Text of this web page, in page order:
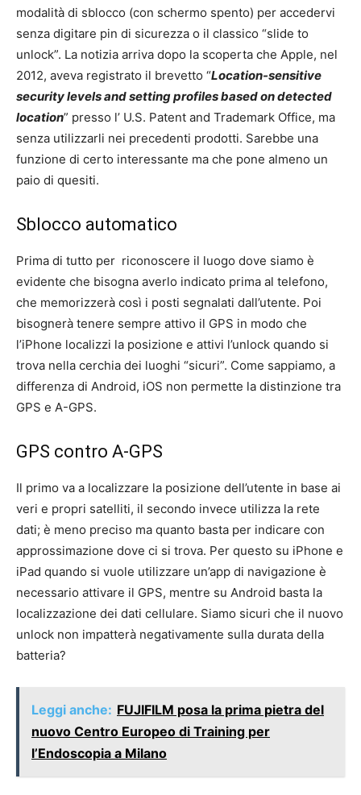
modalità di sblocco (con schermo spento) per accedervi
senza digitare pin di sicurezza o il classico “slide to
unlock”. La notizia arriva dopo la scoperta che Apple, nel
2012, aveva registrato il brevetto “Location-sensitive
security levels and setting profiles based on detected
location” presso l’ U.S. Patent and Trademark Office, ma
senza utilizzarli nei precedenti prodotti. Sarebbe una
funzione di certo interessante ma che pone almeno un
paio di quesiti.
Sblocco automatico
Prima di tutto per riconoscere il luogo dove siamo è
evidente che bisogna averlo indicato prima al telefono,
che memorizzerà così i posti segnalati dall’utente. Poi
bisognerà tenere sempre attivo il GPS in modo che
l’iPhone localizzi la posizione e attivi l’unlock quando si
trova nella cerchia dei luoghi “sicuri”. Come sappiamo, a
differenza di Android, iOS non permette la distinzione tra
GPS e A-GPS.
GPS contro A-GPS
Il primo va a localizzare la posizione dell’utente in base ai
veri e propri satelliti, il secondo invece utilizza la rete
dati; è meno preciso ma quanto basta per indicare con
approssimazione dove ci si trova. Per questo su iPhone e
iPad quando si vuole utilizzare un’app di navigazione è
necessario attivare il GPS, mentre su Android basta la
localizzazione dei dati cellulare. Siamo sicuri che il nuovo
unlock non impatterà negativamente sulla durata della
batteria?
Leggi anche: FUJIFILM posa la prima pietra del
nuovo Centro Europeo di Training per
l’Endoscopia a Milano